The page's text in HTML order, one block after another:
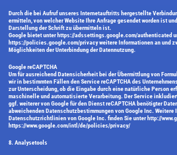
Durch die bei Aufruf unseres Internetauftritts hergestellte
ermitteln, von welcher Website Ihre Anfrage gesendet worden ist
Darstellung der Schrift zu übermitteln ist.
Google bietet unter https://adssettings.google.com/authenticated
https://policies.google.com/privacy weitere Informationen an und
Möglichkeiten der Unterbindung der Datennutzung.
Google reCAPTCHA
Um für ausreichend Datensicherheit bei der Übermittlung von
wir in bestimmten Fällen den Service reCAPTCHA des
zur Unterscheidung, ob die Eingabe durch eine natürliche Person
maschinelle und automatisierte Verarbeitung. Der Service
ggf. weiterer von Google für den Dienst reCAPTCHA benötigter
abweichenden Datenschutzbestimmungen von Google Inc. Weitere
Datenschutzrichtlinien von Google Inc. finden Sie unter http://
https://www.google.com/intl/de/policies/privacy/
8. Analysetools